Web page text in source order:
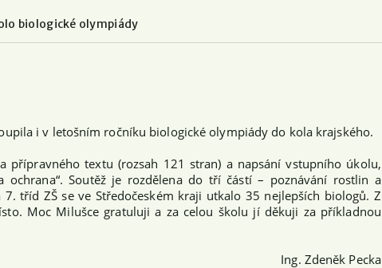
biologické olympiády
i v letošním ročníku biologické olympiády do kola krajského.
textu (rozsah 121 stran) a napsání vstupního úkolu,
Soutěž je rozdělena do tří částí – poznávání rostlin a
tříd ZŠ se ve Středočeském kraji utkalo 35 nejlepších biologů. Z
Moc Milušce gratuluji a za celou školu jí děkuji za příkladnou
Ing. Zdeněk Pecka